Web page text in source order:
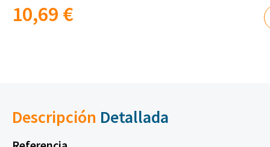
10,69 €
Descripción Detallada